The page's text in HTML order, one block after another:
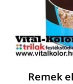
Remek